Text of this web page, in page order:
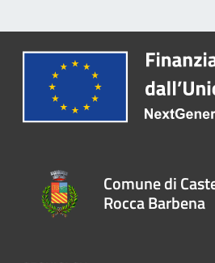
Comune di
Rocca Barbena